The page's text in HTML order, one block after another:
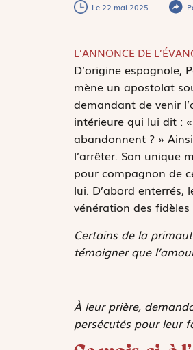
Le 22 mai 2025
L’ANNONCE DE
D’origine espagnole,
mène un apostolat
demandant de venir
intérieure qui lui dit :
abandonnent ? »
l’arrêter. Son unique
pour compagnon de
lui. D’abord
vénération des
Certains de la
témoigner que
À leur prière,
persécutés pour leur